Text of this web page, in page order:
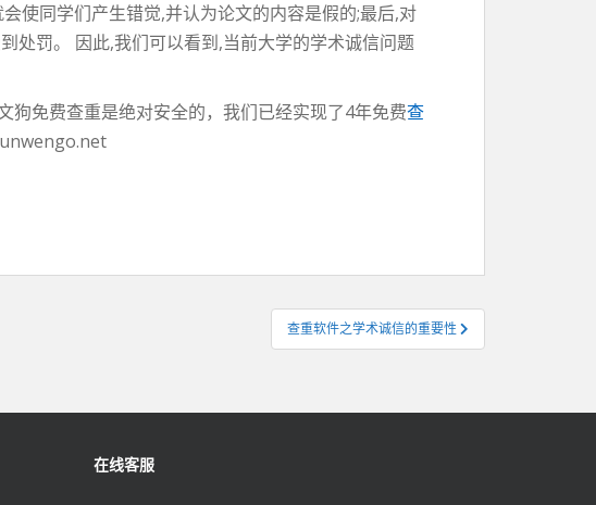
使同学们产生错觉,并认为论文的内容是假的;最后,对
处罚。 因此,我们可以看到,当前大学的学术诚信问题
狗免费查重是绝对安全的，我们已经实现了4年免费查
查重软件之学术诚信的重要性
在线客服